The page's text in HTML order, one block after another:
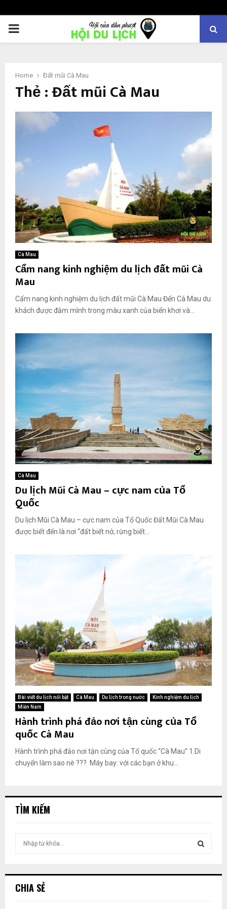
PRIMARY
Home Đất mũi Cà Mau
Thẻ : Đất mũi Cà Mau
Cà Mau
Cẩm nang kinh nghiệm du lịch đất mũi Cà
Mau
Cẩm nang kinh nghiệm du lịch đất mũi Cà Mau Đến Cà Mau du
khách được đắm mình trong màu xanh của biển khơi và...
Cà Mau
Du lịch Mũi Cà Mau – cực nam của Tổ
Quốc
Du lịch Mũi Cà Mau – cực nam của Tổ Quốc Đất Mũi Cà Mau
được biết đến là nơi “đất biết nở, rừng biết...
Bài viết du lịch nổi bật Cà Mau Du lịch trong nước
Kinh nghiệm du lịch
Miền Nam
Hành trình phá đảo nơi tận cùng của Tổ
quốc Cà Mau
Hành trình phá đảo nơi tận cùng của Tổ quốc “Cà Mau” 1.Di
chuyển làm sao nè ??? Máy bay: với các bạn ở khu...
TÌM KIẾM
ế
CHIA SẺ